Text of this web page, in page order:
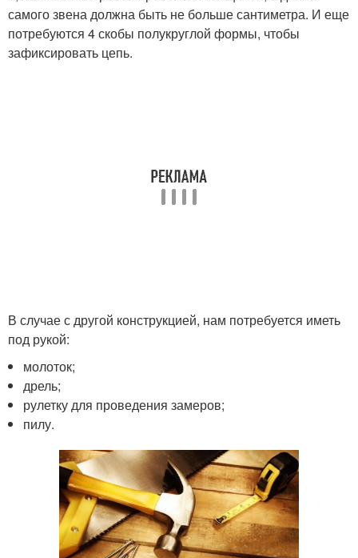
самого звена должна быть не больше сантиметра. И еще
потребуются 4 скобы полукруглой формы, чтобы
зафиксировать цепь.
В случае с другой конструкцией, нам потребуется иметь
под рукой:
молоток;
дрель;
рулетку для проведения замеров;
пилу.